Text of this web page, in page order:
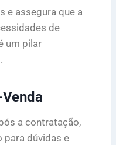
e assegura que a
de
um pilar
a contratação,
para dúvidas e